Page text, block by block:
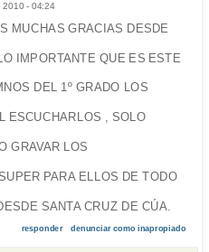
2010 - 04:24
MUCHAS GRACIAS DESDE
IMPORTANTE QUE ES ESTE
DEL 1º GRADO LOS
ESCUCHARLOS , SOLO
GRAVAR LOS
PARA ELLOS DE TODO
SANTA CRUZ DE CÚA.
responder denunciar como inapropiado